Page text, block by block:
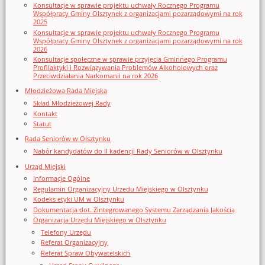
Konsultacje w sprawie projektu uchwały Rocznego Programu
Współpracy Gminy Olsztynek z organizacjami pozarządowymi na rok
2025
Konsultacje w sprawie projektu uchwały Rocznego Programu
Współpracy Gminy Olsztynek z organizacjami pozarządowymi na rok
2026
Konsultacje społeczne w sprawie przyjęcia Gminnego Programu
Profilaktyki i Rozwiązywania Problemów Alkoholowych oraz
Przeciwdziałania Narkomanii na rok 2026
Młodzieżowa Rada Miejska
Skład Młodzieżowej Rady
Kontakt
Statut
Rada Seniorów w Olsztynku
Nabór kandydatów do II kadencji Rady Seniorów w Olsztynku
Urząd Miejski
Informacje Ogólne
Regulamin Organizacyjny Urzedu Miejskiego w Olsztynku
Kodeks etyki UM w Olsztynku
Dokumentacja dot. Zintegrowanego Systemu Zarządzania Jakością
Organizacja Urzędu Miejskiego w Olsztynku
Telefony Urzędu
Referat Organizacyjny
Referat Spraw Obywatelskich